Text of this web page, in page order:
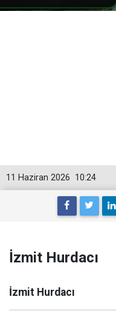
10:24
11 Haziran 2026
İzmit Hurdacı
İzmit Hurdacı